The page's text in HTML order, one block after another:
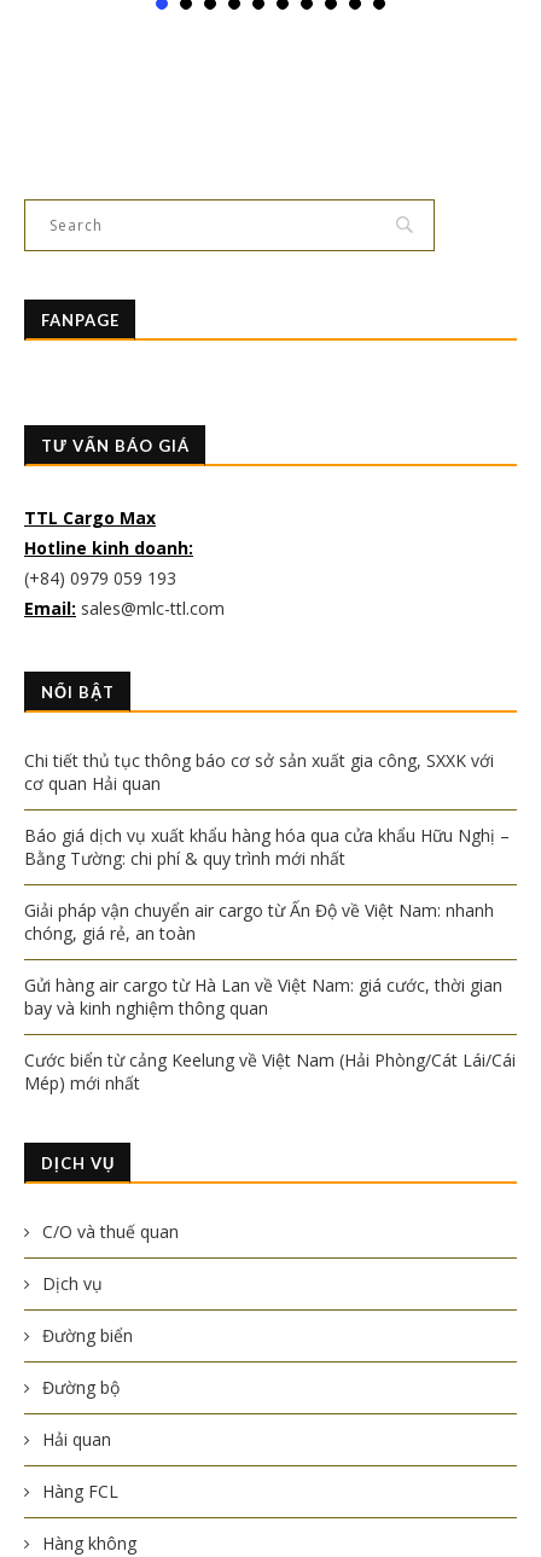
FANPAGE
TƯ VẤN BÁO GIÁ
TTL Cargo Max
Hotline kinh doanh:
(+84) 0979 059 193
Email: sales@mlc-ttl.com
NỔI BẬT
Chi tiết thủ tục thông báo cơ sở sản xuất gia công, SXXK với
cơ quan Hải quan
Báo giá dịch vụ xuất khẩu hàng hóa qua cửa khẩu Hữu Nghị –
Bằng Tường: chi phí & quy trình mới nhất
Giải pháp vận chuyển air cargo từ Ấn Độ về Việt Nam: nhanh
chóng, giá rẻ, an toàn
Gửi hàng air cargo từ Hà Lan về Việt Nam: giá cước, thời gian
bay và kinh nghiệm thông quan
Cước biển từ cảng Keelung về Việt Nam (Hải Phòng/Cát Lái/Cái
Mép) mới nhất
DỊCH VỤ
C/O và thuế quan
Dịch vụ
Đường biển
Đường bộ
Hải quan
Hàng FCL
Hàng không